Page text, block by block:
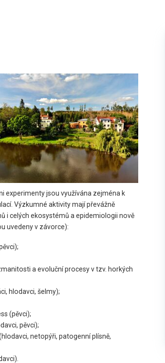
experimenty jsou využívána zejména k
Výzkumné aktivity mají převážně
i celých ekosystémů a epidemiologii nově
uvedeny v závorce):
a evoluční procesy v tzv. horkých
hlodavci, šelmy);
(pěvci);
pěvci);
netopýři, patogenní plísně,